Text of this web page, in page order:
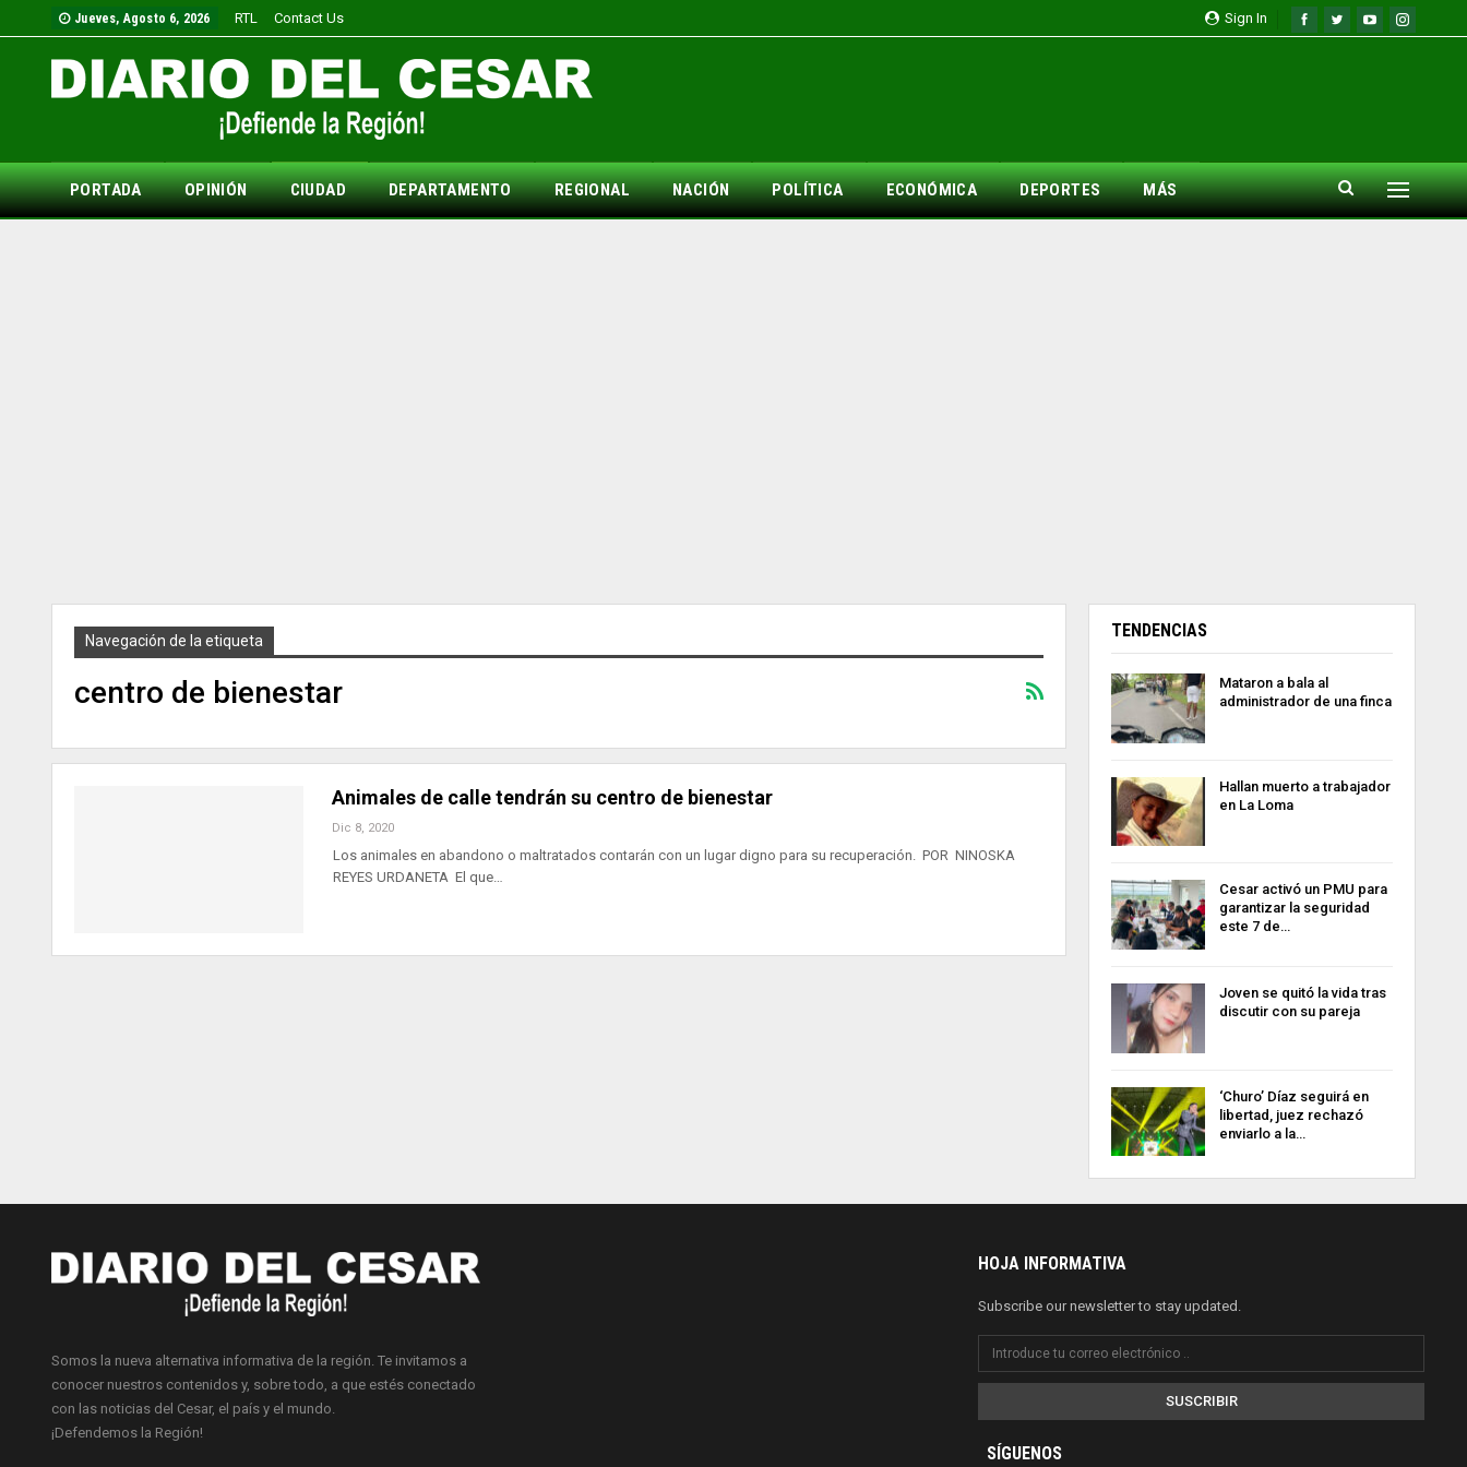
Sign In
Jueves, Agosto 6, 2026 RTL Contact Us
PORTADA OPINIÓN CIUDAD DEPARTAMENTO REGIONAL NACIÓN POLÍTICA ECONÓMICA DEPORTES MÁS
Navegación de la etiqueta
centro de bienestar
Animales de calle tendrán su centro de bienestar
Dic 8, 2020
Los animales en abandono o maltratados contarán con un lugar digno para su recuperación. POR NINOSKA
REYES URDANETA El que…
TENDENCIAS
Mataron a bala al
administrador de una finca
Hallan muerto a trabajador
en La Loma
Cesar activó un PMU para
garantizar la seguridad
este 7 de…
Joven se quitó la vida tras
discutir con su pareja
‘Churo’ Díaz seguirá en
libertad, juez rechazó
enviarlo a la…
Somos la nueva alternativa informativa de la región. Te invitamos a
conocer nuestros contenidos y, sobre todo, a que estés conectado
con las noticias del Cesar, el país y el mundo.
¡Defendemos la Región!
HOJA INFORMATIVA
Subscribe our newsletter to stay updated.
SUSCRIBIR
SÍGUENOS